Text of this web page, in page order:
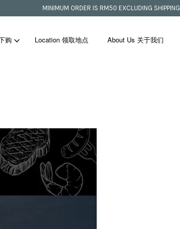
MINIMUM ORDER IS RM50 EXCLUDING SHIPPING
购 Location 领取地点 About Us 关于我们